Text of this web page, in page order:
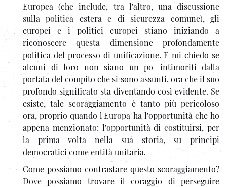
Europea (che include, tra l'altro, una discussione
sulla politica estera e di sicurezza comune), gli
europei e i politici europei stiano iniziando a
riconoscere questa dimensione profondamente
politica del processo di unificazione. E mi chiedo se
alcuni di loro non siano un po' intimoriti dalla
portata del compito che si sono assunti, ora che il suo
profondo significato sta diventando così evidente. Se
esiste, tale scoraggiamento è tanto più pericoloso
ora, proprio quando l'Europa ha l'opportunità che ho
appena menzionato: l'opportunità di costituirsi, per
la prima volta nella sua storia, su principi
democratici come entità unitaria.
Come possiamo contrastare questo scoraggiamento?
Dove possiamo trovare il coraggio di perseguire